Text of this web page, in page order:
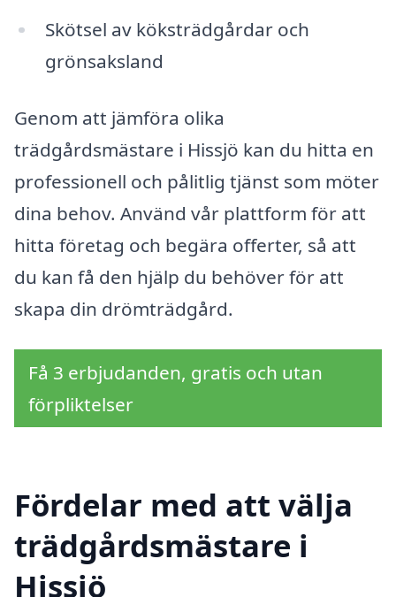
Skötsel av köksträdgårdar och
grönsaksland
Genom att jämföra olika
trädgårdsmästare i Hissjö kan du hitta en
professionell och pålitlig tjänst som möter
dina behov. Använd vår plattform för att
hitta företag och begära offerter, så att
du kan få den hjälp du behöver för att
skapa din drömträdgård.
Få 3 erbjudanden, gratis och utan
förpliktelser
Fördelar med att välja
trädgårdsmästare i
Hissjö